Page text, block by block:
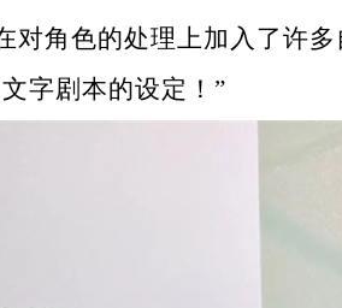
对角色的处理上加入了许
字剧本的设定！”